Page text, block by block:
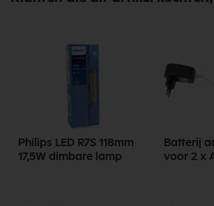
Philips LED R7S 118mm
17,5W dimbare lamp
Batterij
voor 2 x